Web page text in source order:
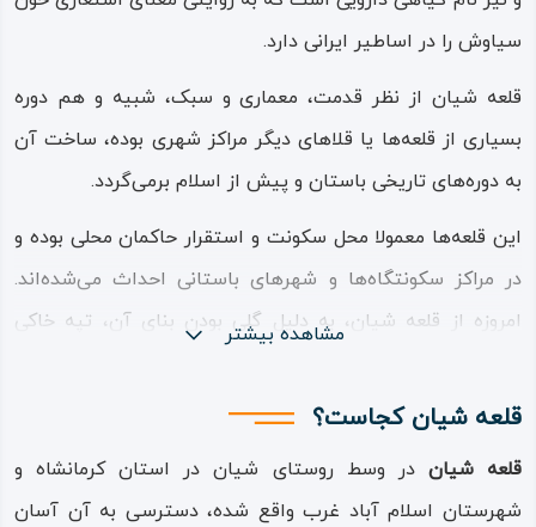
سیاوش را در اساطیر ایرانی دارد.
قلعه شیان از نظر قدمت، معماری و سبک، شبیه و هم دوره
بسیاری از قلعه‌ها یا قلاهای دیگر مراکز شهری بوده، ساخت آن
به دوره‌های تاریخی باستان و پیش از اسلام برمی‌گردد.
این قلعه‌ها معمولا محل سکونت و استقرار حاکمان محلی بوده و
در مراکز سکونتگاه‌ها و شهرهای باستانی احداث می‌شده‌اند.
امروزه از قلعه شیان، به دلیل گلی بودن بنای آن، تپه خاکی
تپه ساخته شده است و به دلیل عدم کاوش و تحقیقات در این
ابهام باقی مانده است.
مشاهده بیشتر
قلعه شیان کجاست؟
قلعه شیان در وسط روستای شیان در استان کرمانشاه و
شهرستان اسلام آباد غرب واقع شده، دسترسی به آن آسان